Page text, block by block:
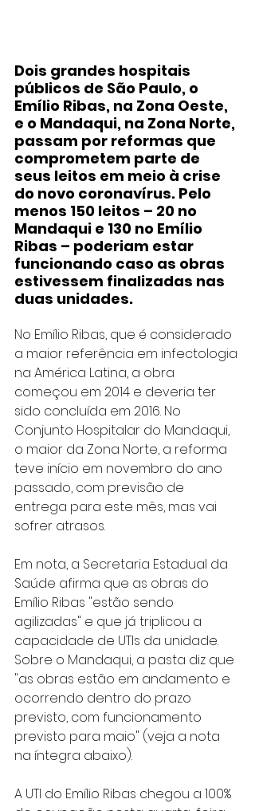
Dois grandes hospitais
públicos de São Paulo, o
Emílio Ribas, na Zona Oeste,
e o Mandaqui, na Zona Norte,
passam por reformas que
comprometem parte de
seus leitos em meio à crise
do novo coronavírus. Pelo
menos 150 leitos – 20 no
Mandaqui e 130 no Emílio
Ribas – poderiam estar
funcionando caso as obras
estivessem finalizadas nas
duas unidades.
No Emílio Ribas, que é considerado
a maior referência em infectologia
na América Latina, a obra
começou em 2014 e deveria ter
sido concluída em 2016. No
Conjunto Hospitalar do Mandaqui,
o maior da Zona Norte, a reforma
teve início em novembro do ano
passado, com previsão de
entrega para este mês, mas vai
sofrer atrasos.
Em nota, a Secretaria Estadual da
Saúde afirma que as obras do
Emílio Ribas "estão sendo
agilizadas" e que já triplicou a
capacidade de UTIs da unidade.
Sobre o Mandaqui, a pasta diz que
"as obras estão em andamento e
ocorrendo dentro do prazo
previsto, com funcionamento
previsto para maio" (veja a nota
na íntegra abaixo).
A UTI do Emílio Ribas chegou a 100%